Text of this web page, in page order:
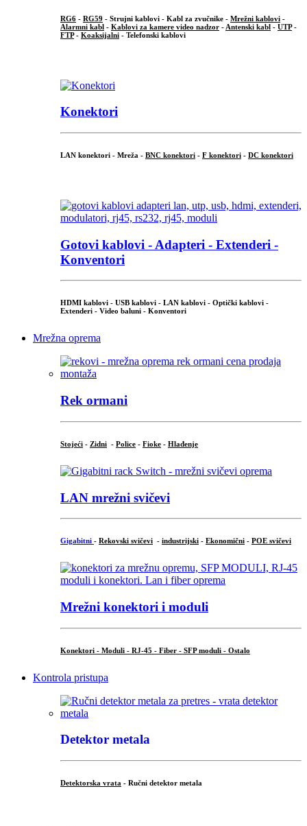
RG6 - RG59 - Strujni kablovi - Kabl za zvučnike - Mrežni kablovi -
Alarmni kabl - Kablovi za kamere video nadzor - Antenski kabl - UTP-
FTP- Koaksijalni - Telefonski kablovi
Konektori
LAN konektori - Mreža - BNC konektori - F konektori - DC konektori
Gotovi kablovi - Adapteri - Extenderi -
Konventori
HDMI kablovi - USB kablovi - LAN kablovi - Optički kablovi -
Extenderi - Video baluni - Konventori
Mrežna oprema
Rek ormani
Stojeći - Zidni - Police - Fioke - Hlađenje
LAN mrežni svičevi
Gigabitni - Rekovski svičevi - industrijski - Ekonomični - POE svičevi
Mrežni konektori i moduli
Konektori - Moduli - RJ-45 - Fiber - SFP moduli - Ostalo
Kontrola pristupa
Detektor metala
Detektorska vrata - Ručni detektor metala